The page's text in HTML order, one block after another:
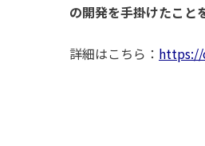
の開発を手掛けたこと
詳細はこちら： https://